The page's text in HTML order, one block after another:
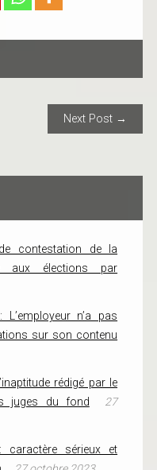
Next Post →
contestation de la
aux élections par
n’a pas
sur son contenu
rédigé par le
juges du fond
27
caractère sérieux et